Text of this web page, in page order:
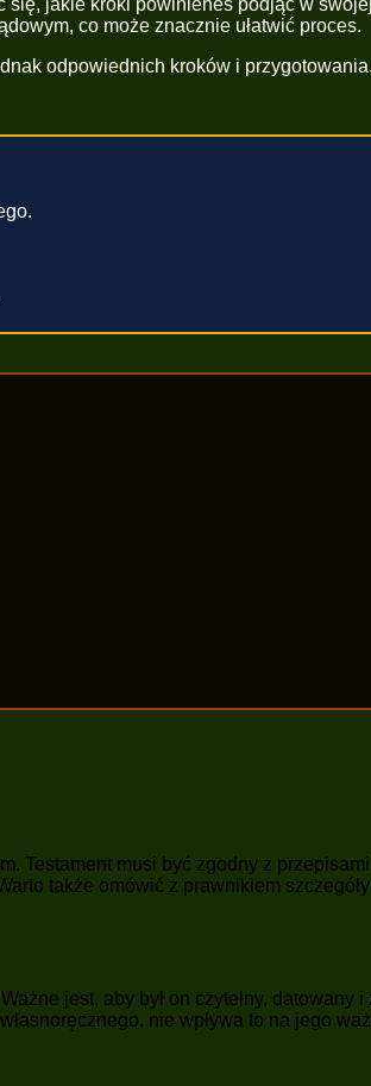
jakie kroki powinieneś podjąć w
co może znacznie ułatwić proces.
odpowiednich kroków i
Testament musi być zgodny z
także omówić z prawnikiem
jest, aby był on czytelny, datowany
nie wpływa to na jego